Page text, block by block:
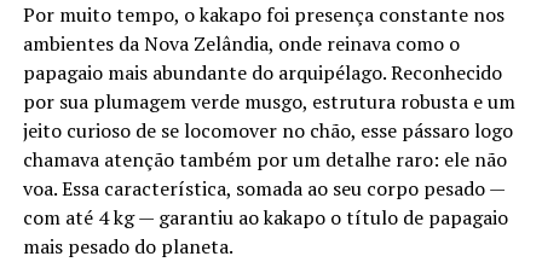
Por muito tempo, o kakapo foi presença constante nos
ambientes da Nova Zelândia, onde reinava como o
papagaio mais abundante do arquipélago. Reconhecido
por sua plumagem verde musgo, estrutura robusta e um
jeito curioso de se locomover no chão, esse pássaro logo
chamava atenção também por um detalhe raro: ele não
voa. Essa característica, somada ao seu corpo pesado —
com até 4 kg — garantiu ao kakapo o título de papagaio
mais pesado do planeta.